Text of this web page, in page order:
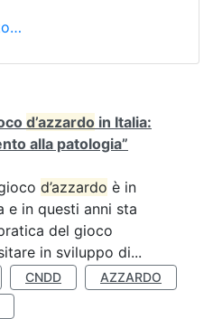
d’azzardo in Italia:
alla patologia”
d’azzardo è in
e in questi anni sta
del gioco
in sviluppo di...
CNDD
AZZARDO